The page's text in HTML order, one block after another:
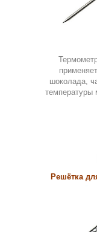
шоколада,
температуры
Решётка